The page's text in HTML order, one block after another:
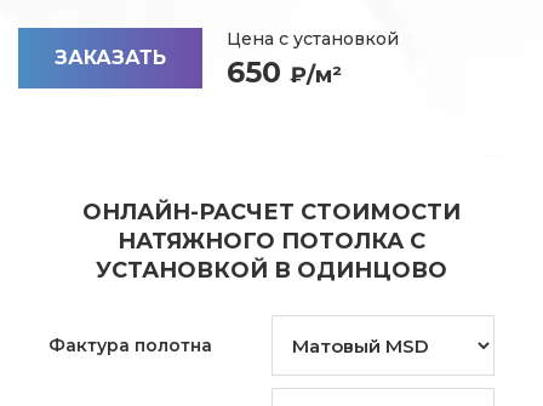
ЗАКАЗАТЬ
Цена с установкой
650 ₽/м²
ОНЛАЙН-РАСЧЕТ СТОИМОСТИ
НАТЯЖНОГО ПОТОЛКА С
УСТАНОВКОЙ В ОДИНЦОВО
Фактура полотна